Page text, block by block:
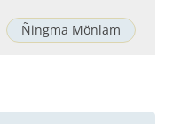
Ñingma Mönlam